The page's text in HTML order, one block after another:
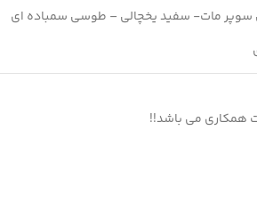
مات- سفید یخچالی – طوسی سمباده ای
همکاری می باشد!!